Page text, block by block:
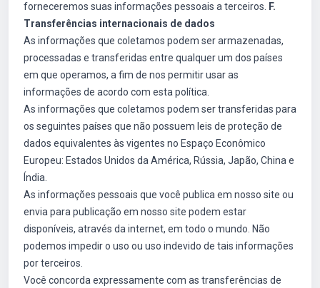
forneceremos suas informações pessoais a terceiros.
F.
Transferências internacionais de dados
As informações que coletamos podem ser armazenadas,
processadas e transferidas entre qualquer um dos países
em que operamos, a fim de nos permitir usar as
informações de acordo com esta política.
As informações que coletamos podem ser transferidas para
os seguintes países que não possuem leis de proteção de
dados equivalentes às vigentes no Espaço Econômico
Europeu: Estados Unidos da América, Rússia, Japão, China e
Índia.
As informações pessoais que você publica em nosso site ou
envia para publicação em nosso site podem estar
disponíveis, através da internet, em todo o mundo. Não
podemos impedir o uso ou uso indevido de tais informações
por terceiros.
Você concorda expressamente com as transferências de